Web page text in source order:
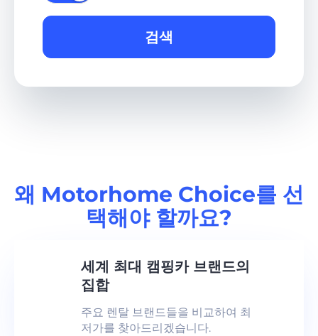
검색
왜 Motorhome Choice를 선
택해야 할까요?
세계 최대 캠핑카 브랜드의
집합
주요 렌탈 브랜드들을 비교하여 최
저가를 찾아드리겠습니다.